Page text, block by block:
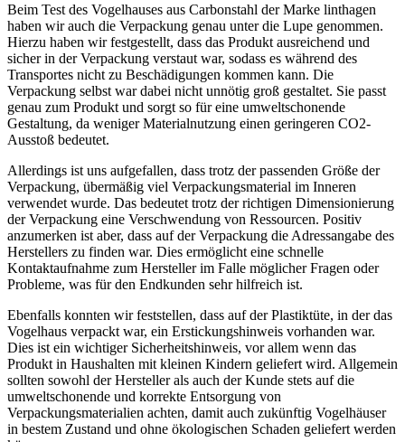
Beim Test des Vogelhauses aus Carbonstahl der Marke linthagen
haben wir auch die Verpackung genau unter die Lupe genommen.
Hierzu haben wir festgestellt, dass das Produkt ausreichend und
sicher in der Verpackung verstaut war, sodass es während des
Transportes nicht zu Beschädigungen kommen kann. Die
Verpackung selbst war dabei nicht unnötig groß gestaltet. Sie passt
genau zum Produkt und sorgt so für eine umweltschonende
Gestaltung, da weniger Materialnutzung einen geringeren CO2-
Ausstoß bedeutet.
Allerdings ist uns aufgefallen, dass trotz der passenden Größe der
Verpackung, übermäßig viel Verpackungsmaterial im Inneren
verwendet wurde. Das bedeutet trotz der richtigen Dimensionierung
der Verpackung eine Verschwendung von Ressourcen. Positiv
anzumerken ist aber, dass auf der Verpackung die Adressangabe des
Herstellers zu finden war. Dies ermöglicht eine schnelle
Kontaktaufnahme zum Hersteller im Falle möglicher Fragen oder
Probleme, was für den Endkunden sehr hilfreich ist.
Ebenfalls konnten wir feststellen, dass auf der Plastiktüte, in der das
Vogelhaus verpackt war, ein Erstickungshinweis vorhanden war.
Dies ist ein wichtiger Sicherheitshinweis, vor allem wenn das
Produkt in Haushalten mit kleinen Kindern geliefert wird. Allgemein
sollten sowohl der Hersteller als auch der Kunde stets auf die
umweltschonende und korrekte Entsorgung von
Verpackungsmaterialien achten, damit auch zukünftig Vogelhäuser
in bestem Zustand und ohne ökologischen Schaden geliefert werden